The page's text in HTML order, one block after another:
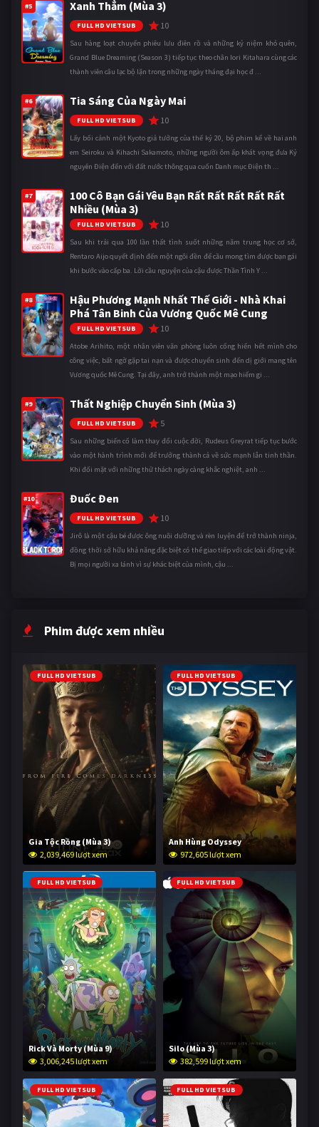
#5 Xanh Thẳm (Mùa 3)
FULL HD VIETSUB 10
Sau hàng loạt chuyến phiêu lưu điên rồ và những kỷ niệm khó quên,
Grand Blue Dreaming (Season 3) tiếp tục theo chân Iori Kitahara cùng các
thành viên câu lạc bộ lặn trong những ngày tháng đại học đ ...
#6 Tia Sáng Của Ngày Mai
FULL HD VIETSUB 10
Lấy bối cảnh một Kyoto giả tưởng của thế kỷ 20, bộ phim kể về hai anh
em Seiroku và Kihachi Sakamoto, những người ôm ấp khát vọng đưa Kỷ
nguyên Điện đến với đất nước thông qua cuốn Danh mục Điện th ...
#7
100 Cô Bạn Gái Yêu Bạn Rất Rất Rất Rất Rất
Nhiều (Mùa 3)
FULL HD VIETSUB 10
Sau khi trải qua 100 lần thất tình suốt những năm trung học cơ sở,
Rentaro Aijo quyết định đến một ngôi đền để cầu mong tìm được bạn gái
khi bước vào cấp ba. Lời cầu nguyện của cậu được Thần Tình Y ...
#8
Hậu Phương Mạnh Nhất Thế Giới - Nhà Khai
Phá Tân Binh Của Vương Quốc Mê Cung
FULL HD VIETSUB 10
Atobe Arihito, một nhân viên văn phòng luôn cống hiến hết mình cho
công việc, bất ngờ gặp tai nạn và được chuyển sinh đến dị giới mang tên
Vương quốc Mê Cung. Tại đây, anh trở thành một mạo hiểm gi ...
#9 Thất Nghiệp Chuyển Sinh (Mùa 3)
FULL HD VIETSUB 5
Sau những biến cố làm thay đổi cuộc đời, Rudeus Greyrat tiếp tục bước
vào một hành trình mới để trưởng thành cả về sức mạnh lẫn tinh thần.
Khi đối mặt với những thử thách ngày càng khắc nghiệt, anh ...
#10 Đuốc Đen
FULL HD VIETSUB 10
Jirô là một cậu bé được ông nuôi dưỡng và rèn luyện để trở thành ninja,
đồng thời sở hữu khả năng đặc biệt có thể giao tiếp với các loài động vật.
Bị mọi người xa lánh vì sự khác biệt của mình, cậu ...
Phim được xem nhiều
FULL HD VIETSUB
Gia Tộc Rồng (Mùa 3)
2,039,469 lượt xem
FULL HD VIETSUB
Anh Hùng Odyssey
972,605 lượt xem
FULL HD VIETSUB
Rick Và Morty (Mùa 9)
3,006,245 lượt xem
FULL HD VIETSUB
Silo (Mùa 3)
382,599 lượt xem
FULL HD VIETSUB FULL HD VIETSUB